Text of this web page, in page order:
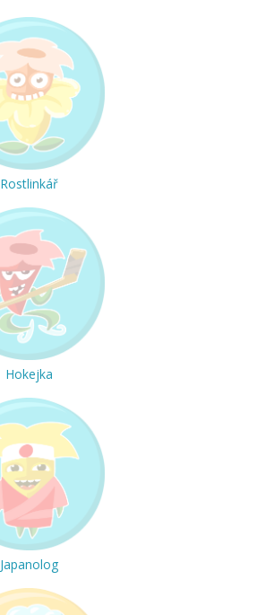
Rostlinkář
Hokejka
Japanolog